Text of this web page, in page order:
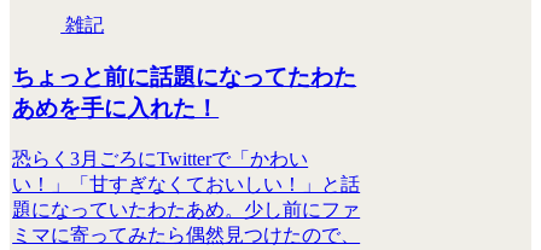
雑記
ちょっと前に話題になってたわた
あめを手に入れた！
恐らく3月ごろにTwitterで「かわい
い！」「甘すぎなくておいしい！」と話
題になっていたわたあめ。少し前にファ
ミマに寄ってみたら偶然見つけたので、